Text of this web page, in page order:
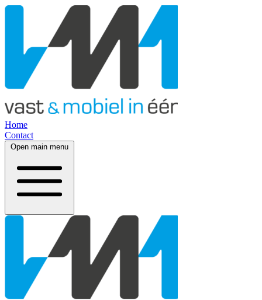
Home
Contact
Open main menu